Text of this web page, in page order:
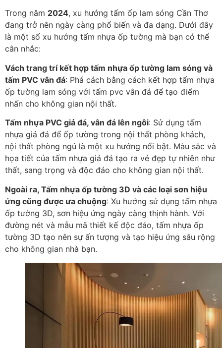
Trong năm 2024, xu hướng tấm ốp lam sóng Cần Thơ
đang trở nên ngày càng phổ biến và đa dạng. Dưới đây
là một số xu hướng tấm nhựa ốp tường mà bạn có thể
cân nhắc:
Vách trang trí kết hợp tấm nhựa ốp tường lam sóng và
tấm PVC vân đá: Phá cách bằng cách kết hợp tấm nhựa
ốp tường lam sóng với tấm pvc vân đá để tạo điểm
nhấn cho không gian nội thất.
Tấm nhựa PVC giả đá, vân đá lên ngôi: Sử dụng tấm
nhựa giả đá để ốp tường trong nội thất phòng khách,
nội thất phòng ngủ là một xu hướng nổi bật. Màu sắc và
họa tiết của tấm nhựa giả đá tạo ra vẻ đẹp tự nhiên như
thất, sang trọng và độc đáo cho không gian nội thất.
Ngoài ra, Tấm nhựa ốp tường 3D và các loại sơn hiệu
ứng cũng được ưa chuộng: Xu hướng sử dụng tấm nhựa
ốp tường 3D, sơn hiệu ứng ngày càng thịnh hành. Với
đường nét và mẫu mã thiết kế độc đáo, tấm nhựa ốp
tường 3D tạo nên sự ấn tượng và tạo hiệu ứng sâu rộng
cho không gian nhà bạn.